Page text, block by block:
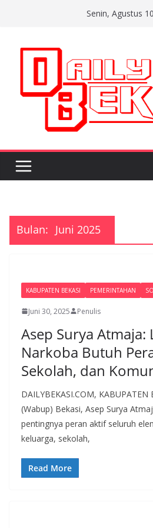
Senin, Agustus
Bulan: Juni 2025
KABUPATEN BEKASI PEMERINTAHAN
Juni 30, 2025 Penulis
Asep Surya Atmaja:
Narkoba Butuh
Sekolah, dan
DAILYBEKASI.COM,
(Wabup) Bekasi, Asep Surya
pentingnya peran aktif seluruh
keluarga, sekolah,
Read More